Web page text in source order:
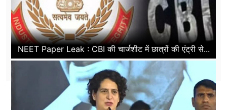
NEET Paper Leak : CBI की चार्जशीट में छात्रों की एंट्री से...